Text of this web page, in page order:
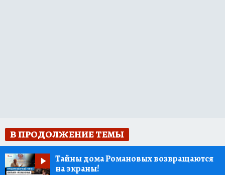
В ПРОДОЛЖЕНИЕ ТЕМЫ
Тайны дома Романовых возвращаются
на экраны!